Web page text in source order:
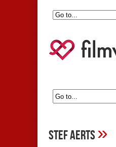
stef aerts»